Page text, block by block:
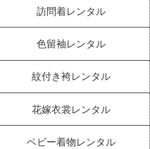
訪問着レンタル
色留袖レンタル
紋付き袴レンタル
花嫁衣裳レンタル
ベビー着物レンタル